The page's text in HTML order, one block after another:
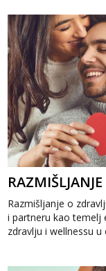
Razmišljanje o
i partneru kao temelj
zdravlju i wellnessu